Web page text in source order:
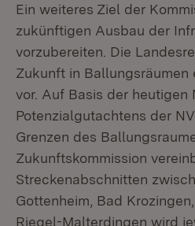
Ein weiteres Ziel der
zukünftigen Ausbau der
vorzubereiten. Die
Zukunft in Ballungsräumen
vor. Auf Basis der heutigen
Potenzialgutachtens der
Grenzen des
Zukunftskommission
Streckenabschnitten
Gottenheim, Bad
Riegel-Malterdingen wird